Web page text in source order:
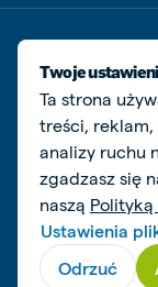
Polityka
Zarządzaj
© De Heus
Twoje
Ta strona
treści, reklam,
analizy ruchu
zgadzasz się
naszą
Ustawienia
Odrzuć